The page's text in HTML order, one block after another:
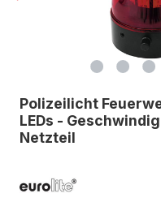
Polizeilicht
LEDs -
Netzteil